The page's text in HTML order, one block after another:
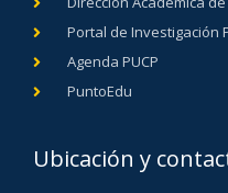
Portal de Investigación
Agenda PUCP
PuntoEdu
Ubicación y